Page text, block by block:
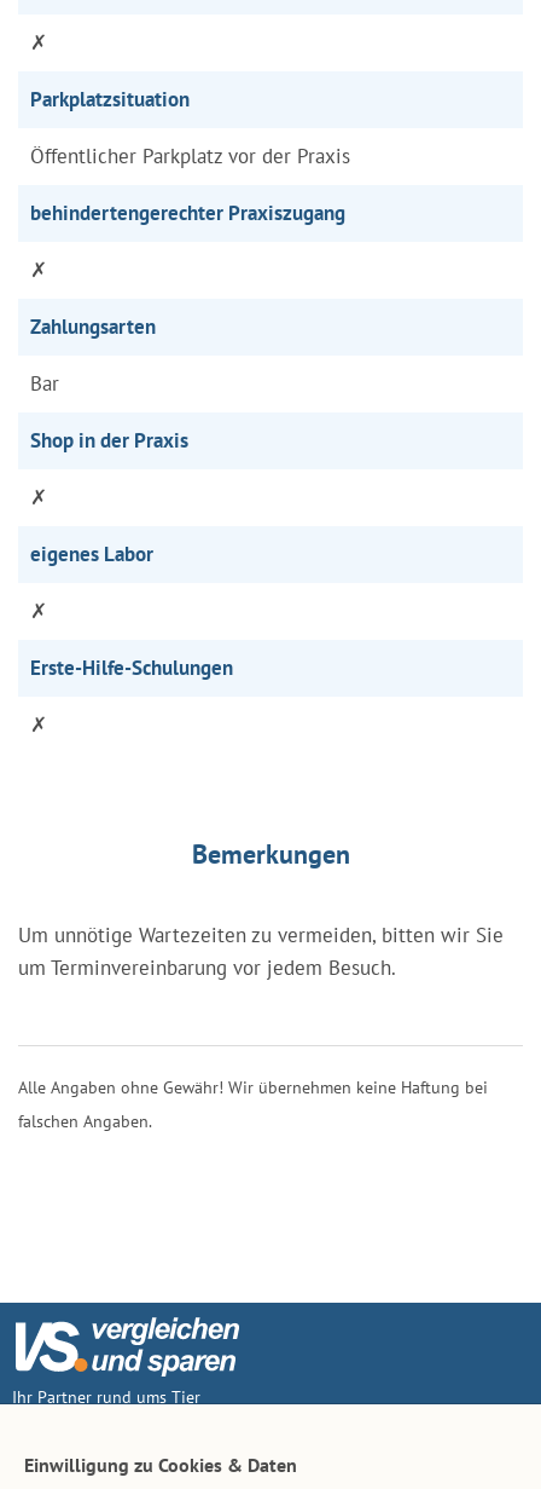
✗
Parkplatzsituation
Öffentlicher Parkplatz vor der Praxis
behindertengerechter Praxiszugang
✗
Zahlungsarten
Bar
Shop in der Praxis
✗
eigenes Labor
✗
Erste-Hilfe-Schulungen
✗
Bemerkungen
Um unnötige Wartezeiten zu vermeiden, bitten wir Sie
um Terminvereinbarung vor jedem Besuch.
Alle Angaben ohne Gewähr! Wir übernehmen keine Haftung bei
falschen Angaben.
Ihr Partner rund ums Tier
Einwilligung zu Cookies & Daten